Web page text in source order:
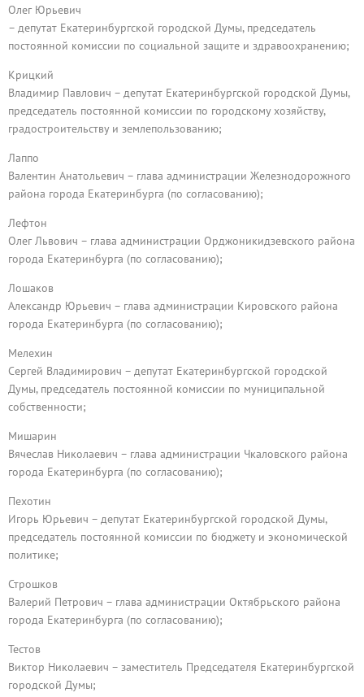
Олег Юрьевич
– депутат Екатеринбургской городской Думы, председатель
постоянной комиссии по социальной защите и здравоохранению;
Крицкий
Владимир Павлович – депутат Екатеринбургской городской Думы,
председатель постоянной комиссии по городскому хозяйству,
градостроительству и землепользованию;
Лаппо
Валентин Анатольевич – глава администрации Железнодорожного
района города Екатеринбурга (по согласованию);
Лефтон
Олег Львович – глава администрации Орджоникидзевского района
города Екатеринбурга (по согласованию);
Лошаков
Александр Юрьевич – глава администрации Кировского района
города Екатеринбурга (по согласованию);
Мелехин
Сергей Владимирович – депутат Екатеринбургской городской
Думы, председатель постоянной комиссии по муниципальной
собственности;
Мишарин
Вячеслав Николаевич – глава администрации Чкаловского района
города Екатеринбурга (по согласованию);
Пехотин
Игорь Юрьевич – депутат Екатеринбургской городской Думы,
председатель постоянной комиссии по бюджету и экономической
политике;
Строшков
Валерий Петрович – глава администрации Октябрьского района
города Екатеринбурга (по согласованию);
Тестов
Виктор Николаевич – заместитель Председателя Екатеринбургской
городской Думы;